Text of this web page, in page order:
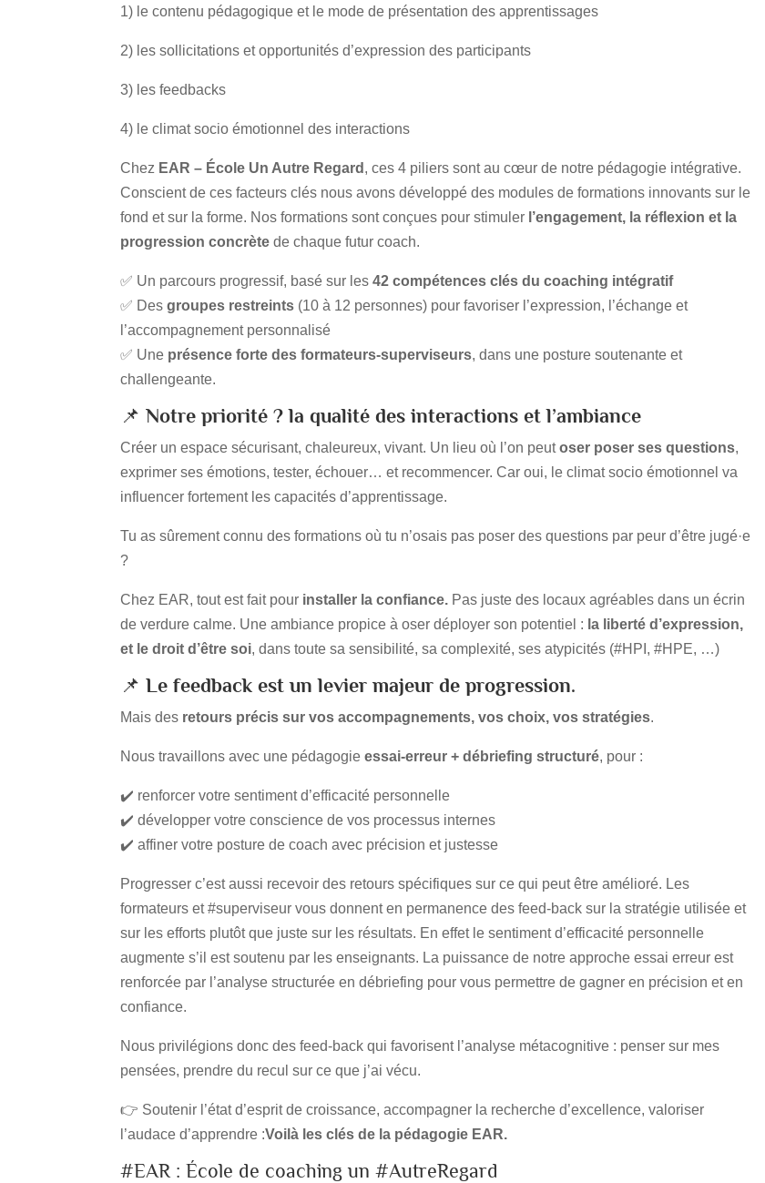
1) le contenu pédagogique et le mode de présentation des apprentissages
2) les sollicitations et opportunités d’expression des participants
3) les feedbacks
4) le climat socio émotionnel des interactions
Chez EAR – École Un Autre Regard , ces 4 piliers sont au cœur de notre pédagogie intégrative.
Conscient de ces facteurs clés nous avons développé des modules de formations innovants sur le
fond et sur la forme. Nos formations sont conçues pour stimuler l’engagement, la réflexion et la
progression concrète de chaque futur coach.
✅ Un parcours progressif, basé sur les 42 compétences clés du coaching intégratif
✅ Des groupes restreints (10 à 12 personnes) pour favoriser l’expression, l’échange et
l’accompagnement personnalisé
✅ Une présence forte des formateurs-superviseurs, dans une posture soutenante et
challengeante.
📌 Notre priorité ?la qualité des interactions et l’ambiance
Créer un espace sécurisant, chaleureux, vivant. Un lieu où l’on peutoser poser ses questions,
exprimer ses émotions, tester, échouer… et recommencer. Car oui, le climat socio émotionnel va
influencer fortement les capacités d’apprentissage.
Tu as sûrement connu des formations où tu n’osais pas poser des questions par peur d’être jugé·e
?
Chez EAR, tout est fait pour installer la confiance. Pas juste des locaux agréables dans un écrin
de verdure calme. Une ambiance propice à oser déployer son potentiel : la liberté d’expression,
et le droit d’être soi, dans toute sa sensibilité, sa complexité, ses atypicités (#HPI, #HPE, …)
📌 Le feedback est un levier majeur de progression.
Mais des retours précis sur vos accompagnements, vos choix, vos stratégies.
Nous travaillons avec une pédagogie essai-erreur + débriefing structuré, pour :
✔️ renforcer votre sentiment d’efficacité personnelle
✔️ développer votre conscience de vos processus internes
✔️ affiner votre posture de coach avec précision et justesse
Progresser c’est aussi recevoir des retours spécifiques sur ce qui peut être amélioré. Les
formateurs et #superviseur vous donnent en permanence des feed-back sur la stratégie utilisée et
sur les efforts plutôt que juste sur les résultats. En effet le sentiment d’efficacité personnelle
augmente s’il est soutenu par les enseignants. La puissance de notre approche essai erreur est
renforcée par l’analyse structurée en débriefing pour vous permettre de gagner en précision et en
confiance.
Nous privilégions donc des feed-back qui favorisent l’analyse métacognitive : penser sur mes
pensées, prendre du recul sur ce que j’ai vécu.
👉 Soutenir l’état d’esprit de croissance, accompagner la recherche d’excellence, valoriser
l’audace d’apprendre :Voilà les clés de la pédagogie EAR.
#EAR : École de coaching un #AutreRegard